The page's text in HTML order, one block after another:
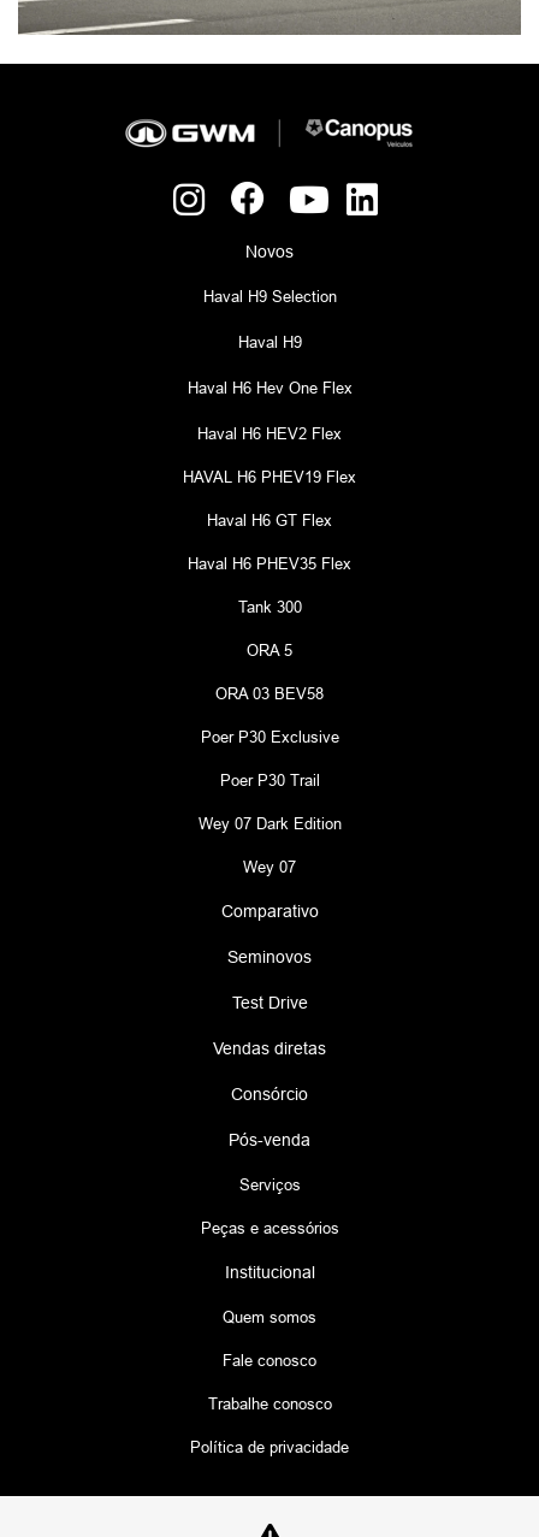
Novos
Haval H9 Selection
Haval H9
Haval H6 Hev One Flex
Haval H6 HEV2 Flex
HAVAL H6 PHEV19 Flex
Haval H6 GT Flex
Haval H6 PHEV35 Flex
Tank 300
ORA 5
ORA 03 BEV58
Poer P30 Exclusive
Poer P30 Trail
Wey 07 Dark Edition
Wey 07
Comparativo
Seminovos
Test Drive
Vendas diretas
Consórcio
Pós-venda
Serviços
Peças e acessórios
Institucional
Quem somos
Fale conosco
Trabalhe conosco
Política de privacidade
Desacelere. Seu bem maior é a vida.